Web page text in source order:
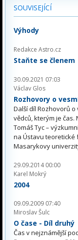
SOUVISEJÍCÍ
Výhody
Redakce Astro.cz
Staňte se členem
30.09.2021 07:03
Václav Glos
Rozhovory o
Další díl Rozhovorů
vědců, kterým je
Tomáš Tyc –
na Ústavu
Masarykovy
29.09.2014 00:00
Karel Mokrý
2004
09.09.2009 07:40
Miroslav Šulc
O čase - Díl druhý
Čas v nejznámější